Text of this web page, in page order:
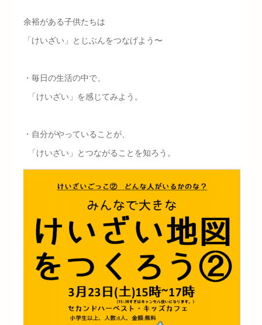
余裕がある子供たちは
「けいざい」とじぶんをつなげよう〜
・毎日の生活の中で、
「けいざい」を感じてみよう。
・自分がやっていることが、
「けいざい」とつながることを知ろう。